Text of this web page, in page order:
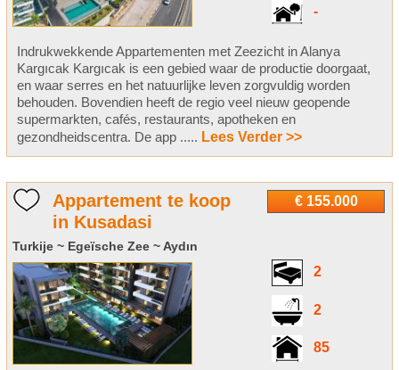
-
Indrukwekkende Appartementen met Zeezicht in Alanya
Kargıcak Kargıcak is een gebied waar de productie doorgaat,
en waar serres en het natuurlijke leven zorgvuldig worden
behouden. Bovendien heeft de regio veel nieuw geopende
supermarkten, cafés, restaurants, apotheken en
gezondheidscentra. De app ..... Lees Verder >>
€ 155.000
Appartement te koop
in Kusadasi
Turkije ~ Egeïsche Zee ~ Aydın
2
2
85